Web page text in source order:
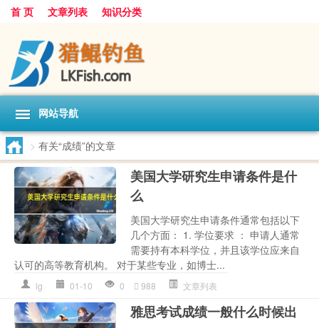
首 页 文章列表 知识分类
网站导航
> 有关“成绩”的文章
美国大学研究生申请条件是什
么
美国大学研究生申请条件通常包括以下
几个方面： 1. 学位要求 ： 申请人通常
需要持有本科学位，并且该学位应来自
认可的高等教育机构。 对于某些专业，如博士...
lg 01-10 0 988 文章列表
雅思考试成绩一般什么时候出